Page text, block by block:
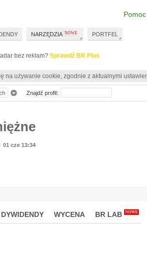
bez reklam? Sprawdź BR Plus
na używanie cookie, zgodnie z aktualnymi
01 cze 13:34
DYWIDENDY WYCENA BR LAB NOWE
Znajdź profil:
NARZĘDZIA PORTFEL
Pomoc